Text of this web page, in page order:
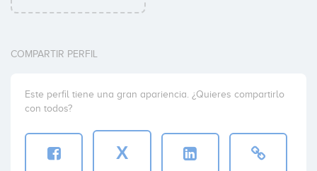
COMPARTIR PERFIL
Este perfil tiene una gran apariencia. ¿Quieres compartirlo
con todos?
X